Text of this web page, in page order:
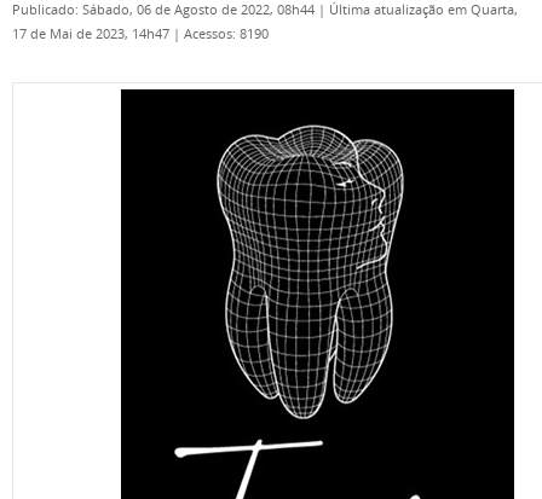
Publicado: Sábado, 06 de Agosto de 2022, 08h44 | Última atualização em Quarta,
17 de Mai de 2023, 14h47 | Acessos: 8190